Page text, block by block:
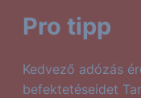
Pro tipp
Kedvező adózás
befektetéseidet